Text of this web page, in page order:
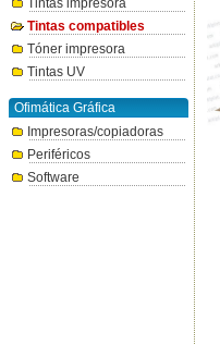
Tintas impresora
Tintas compatibles
Tóner impresora
Tintas UV
Ofimática Gráfica
Impresoras/copiadoras
Periféricos
Software